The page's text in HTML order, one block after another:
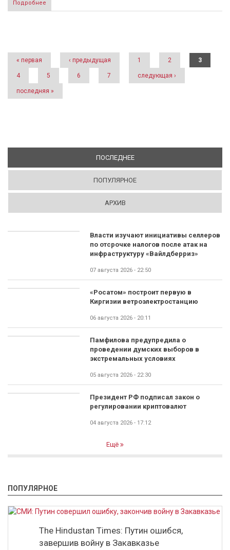
Подробнее
Страницы
« первая ‹ предыдущая 1 2 3
4 5 6 7 следующая ›
последняя »
ПОСЛЕДНЕЕ(АКТИВНАЯ ВКЛАДКА)
ПОПУЛЯРНОЕ
АРХИВ
Власти изучают инициативы селлеров
по отсрочке налогов после атак на
инфраструктуру «Вайлдберриз»
07 августа 2026 - 22:50
«Росатом» построит первую в
Киргизии ветроэлектростанцию
06 августа 2026 - 20:11
Памфилова предупредила о
проведении думских выборов в
экстремальных условиях
05 августа 2026 - 22:30
Президент РФ подписал закон о
регулировании криптовалют
04 августа 2026 - 17:12
Ещё
ПОПУЛЯРНОЕ
The Hindustan Times: Путин ошибся,
завершив войну в Закавказье